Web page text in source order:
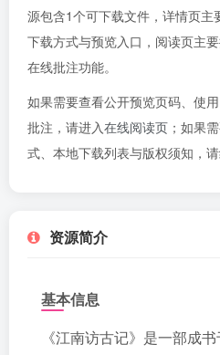
源包含1个可下载文件，详情页主
下载方式与预览入口，阅读页主
在线批注功能。
如果需要查看公开预览页码、使
批注，请进入在线阅读页 ；如果
式、本地下载列表与版权须知，
资源简介
基本信息
《江南访古记》是一部成